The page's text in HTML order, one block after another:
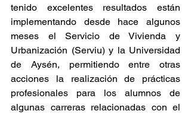
tenido excelentes resultados están
implementando desde hace algunos
meses el Servicio de Vivienda y
Urbanización (Serviu) y la Universidad
de Aysén, permitiendo entre otras
acciones la realización de prácticas
profesionales para los alumnos de
algunas carreras relacionadas con el